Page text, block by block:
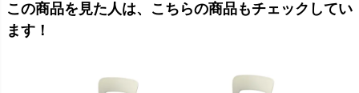
この商品を見た人は、こちらの商品もチェックしてい
ます！